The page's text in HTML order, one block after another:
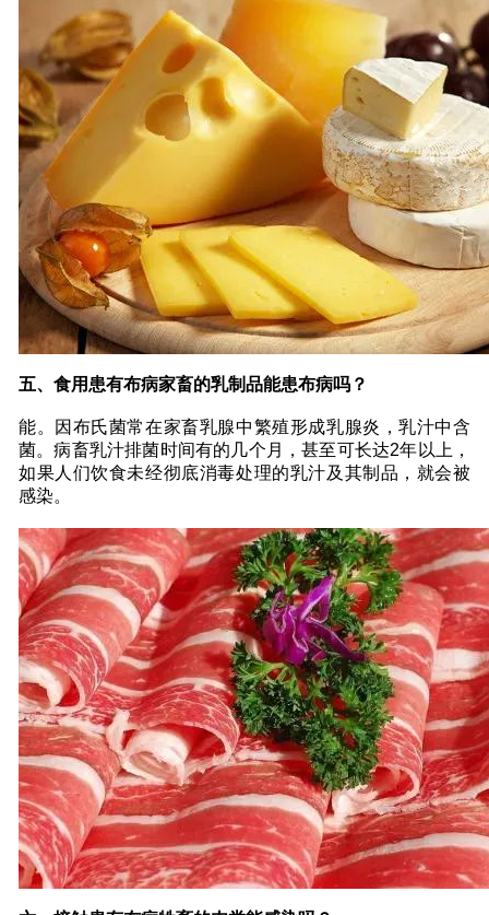
五、食用患有布病家畜的乳制品能患布病吗？
能。因布氏菌常在家畜乳腺中繁殖形成乳腺炎，乳汁中含
菌。病畜乳汁排菌时间有的几个月，甚至可长达2年以上，
如果人们饮食未经彻底消毒处理的乳汁及其制品，就会被
感染。